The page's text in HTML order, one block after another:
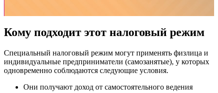
Кому подходит этот налоговый режим
Специальный налоговый режим могут применять физлица и
индивидуальные предприниматели (самозанятые), у которых
одновременно соблюдаются следующие условия.
Они получают доход от самостоятельного ведения